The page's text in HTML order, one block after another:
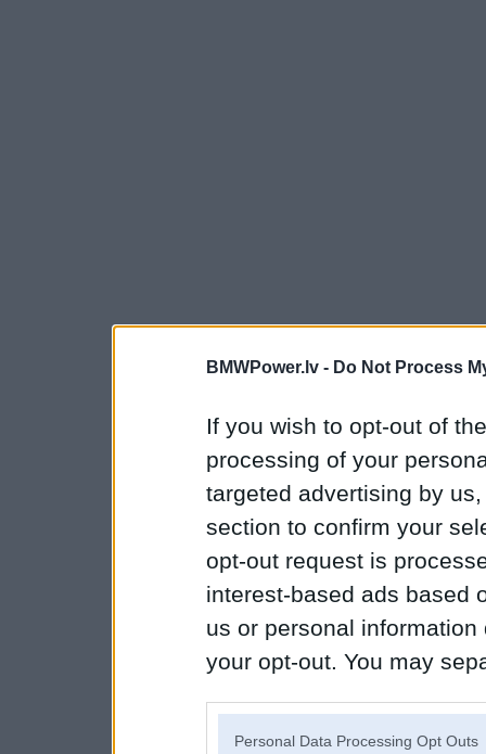
BMWPower.lv - Do Not Process
If you wish to opt-out of
processing of your
targeted advertising by
section to confirm your
opt-out request is
interest-based ads based
us or personal
your opt-out. You may
Personal Data Processing Opt Outs